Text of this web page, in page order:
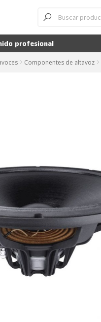
de
productos
profesional
Componentes de altavoz